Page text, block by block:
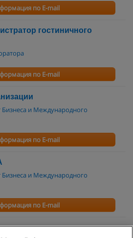
по E-mail
гостиничного
по E-mail
Бизнеса и Международного
по E-mail
Бизнеса и Международного
по E-mail